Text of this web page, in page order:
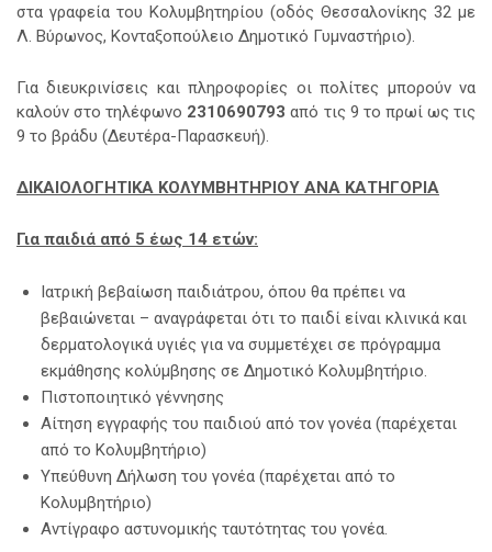
στα γραφεία του Κολυμβητηρίου (οδός Θεσσαλονίκης 32 με
Λ. Βύρωνος, Κονταξοπούλειο Δημοτικό Γυμναστήριο).
Για διευκρινίσεις και πληροφορίες οι πολίτες μπορούν να
καλούν στο τηλέφωνο 2310690793 από τις 9 το πρωί ως τις
9 το βράδυ (Δευτέρα-Παρασκευή).
ΔΙΚΑΙΟΛΟΓΗΤΙΚΑ ΚΟΛΥΜΒΗΤΗΡΙΟΥ ΑΝΑ ΚΑΤΗΓΟΡΙΑ
Για παιδιά από 5 έως 14 ετών:
Ιατρική βεβαίωση παιδιάτρου, όπου θα πρέπει να
βεβαιώνεται – αναγράφεται ότι το παιδί είναι κλινικά και
δερματολογικά υγιές για να συμμετέχει σε πρόγραμμα
εκμάθησης κολύμβησης σε Δημοτικό Κολυμβητήριο.
Πιστοποιητικό γέννησης
Αίτηση εγγραφής του παιδιού από τον γονέα (παρέχεται
από το Κολυμβητήριο)
Υπεύθυνη Δήλωση του γονέα (παρέχεται από το
Κολυμβητήριο)
Αντίγραφο αστυνομικής ταυτότητας του γονέα.